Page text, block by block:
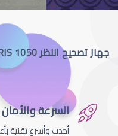
جهاز تصحيح النظر SCHWIND AMARIS 1050
السرعة والأمان
أحدث وأسرع تقنية